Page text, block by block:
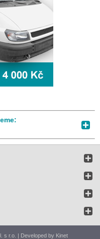
s r.o. | Developed by Kinet